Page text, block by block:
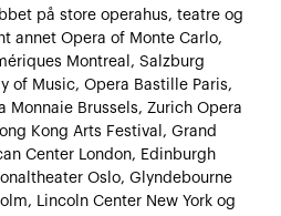
på store operahus, teatre og
annet Opera of Monte Carlo,
Montreal, Salzburg
of Music, Opera Bastille Paris,
Monnaie Brussels, Zurich Opera
Kong Arts Festival, Grand
Center London, Edinburgh
Oslo, Glyndebourne
Lincoln Center New York og